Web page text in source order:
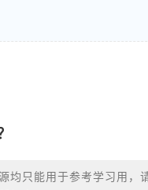
均只能用于参考学习用，